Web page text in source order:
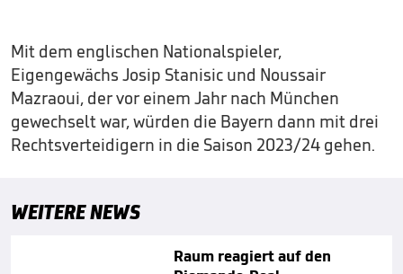
Mit dem englischen Nationalspieler,
Eigengewächs Josip Stanisic und Noussair
Mazraoui, der vor einem Jahr nach München
gewechselt war, würden die Bayern dann mit drei
Rechtsverteidigern in die Saison 2023/24 gehen.
WEITERE NEWS
Raum reagiert auf den